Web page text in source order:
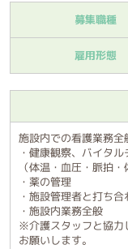
募集職種
雇用形態
施設内での看護業務全
・健康観察、バイタル
（体温・血圧・脈拍
・薬の管理
・施設管理者と打ち合
・施設内業務全般
※介護スタッフと協力
お願いします。